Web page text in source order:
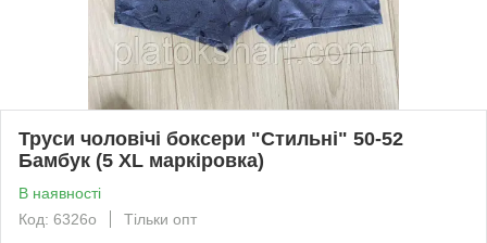
Труси чоловічі боксери "Стильні" 50-52
Бамбук (5 XL маркіровка)
В наявності
Код: 6326о
Тільки опт